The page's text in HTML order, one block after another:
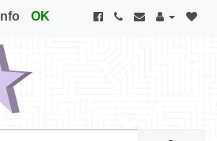
Info OK